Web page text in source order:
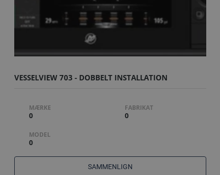
VESSELVIEW 703 - DOBBELT INSTALLATION
MÆRKE
0
FABRIKAT
0
MODEL
0
SAMMENLIGN